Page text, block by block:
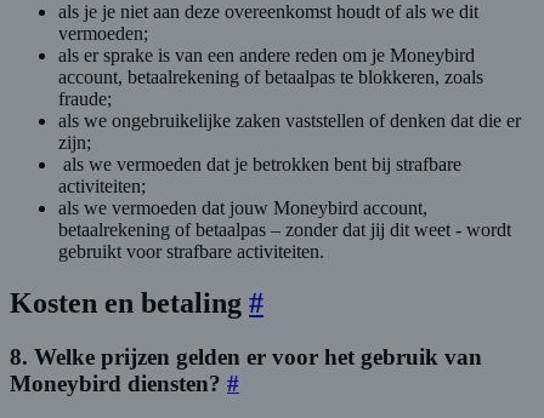
als je je niet aan deze overeenkomst houdt of als we dit
vermoeden;
als er sprake is van een andere reden om je Moneybird
account, betaalrekening of betaalpas te blokkeren, zoals
fraude;
als we ongebruikelijke zaken vaststellen of denken dat die er
zijn;
als we vermoeden dat je betrokken bent bij strafbare
activiteiten;
als we vermoeden dat jouw Moneybird account,
betaalrekening of betaalpas – zonder dat jij dit weet - wordt
gebruikt voor strafbare activiteiten.
Kosten en betaling #
8. Welke prijzen gelden er voor het gebruik van
Moneybird diensten? #